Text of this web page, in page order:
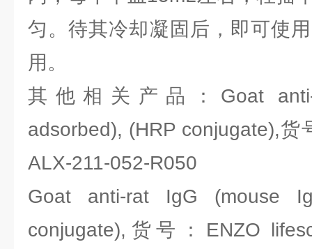
匀。待其冷却凝固后，即可使
用。
其他相关产品：Goat
adsorbed), (HRP conjugate),货
ALX-211-052-R050
Goat anti-rat IgG (mouse
conjugate),货号：ENZO